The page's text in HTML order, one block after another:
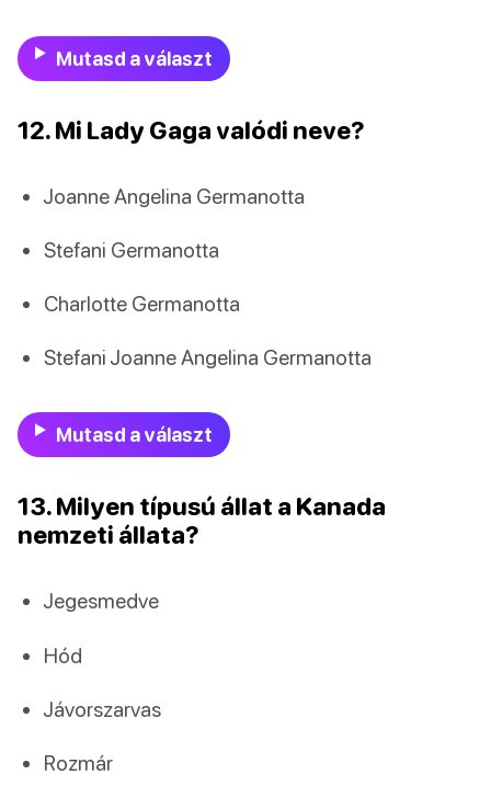
Mutasd a választ
12. Mi Lady Gaga valódi neve?
Joanne Angelina Germanotta
Stefani Germanotta
Charlotte Germanotta
Stefani Joanne Angelina Germanotta
Mutasd a választ
13. Milyen típusú állat a Kanada
nemzeti állata?
Jegesmedve
Hód
Jávorszarvas
Rozmár